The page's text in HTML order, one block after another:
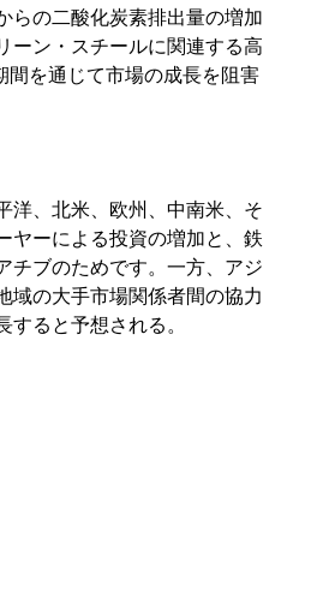
らの二酸化炭素排出量の増加
ーン・スチールに関連する高
間を通じて市場の成長を阻害
洋、北米、欧州、中南米、そ
ヤーによる投資の増加と、鉄
チブのためです。一方、アジ
域の大手市場関係者間の協力
ると予想される。